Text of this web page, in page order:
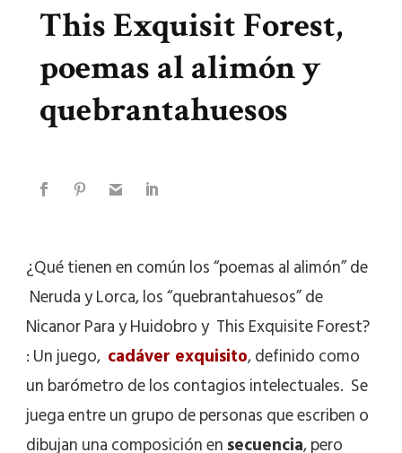
This Exquisit Forest,
poemas al alimón y
quebrantahuesos
¿Qué tienen en común los “poemas al alimón” de
Neruda y Lorca, los “quebrantahuesos” de
Nicanor Para y Huidobro y This Exquisite Forest?
: Un juego, cadáver exquisito, definido como
un barómetro de los contagios intelectuales. Se
juega entre un grupo de personas que escriben o
dibujan una composición ensecuencia, pero